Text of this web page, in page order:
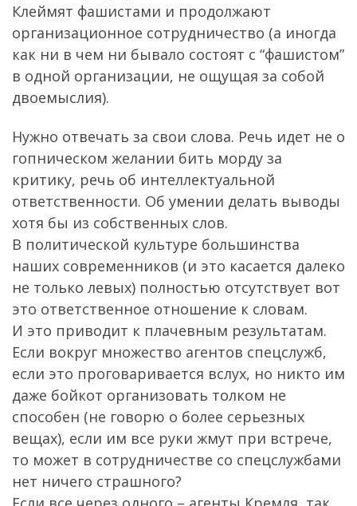
Клеймят фашистами и продолжают
организационное сотрудничество (а иногда
как ни в чем ни бывало состоят с “фашистом”
в одной организации, не ощущая за собой
двоемыслия).
Нужно отвечать за свои слова. Речь идет не о
гопническом желании бить морду за
критику, речь об интеллектуальной
ответственности. Об умении делать выводы
хотя бы из собственных слов.
В политической культуре большинства
наших современников (и это касается далеко
не только левых) полностью отсутствует вот
это ответственное отношение к словам.
И это приводит к плачевным результатам.
Если вокруг множество агентов спецслужб,
если это проговаривается вслух, но никто им
даже бойкот организовать толком не
способен (не говорю о более серьезных
вещах), если им все руки жмут при встрече,
то может в сотрудничестве со спецслужбами
нет ничего страшного?